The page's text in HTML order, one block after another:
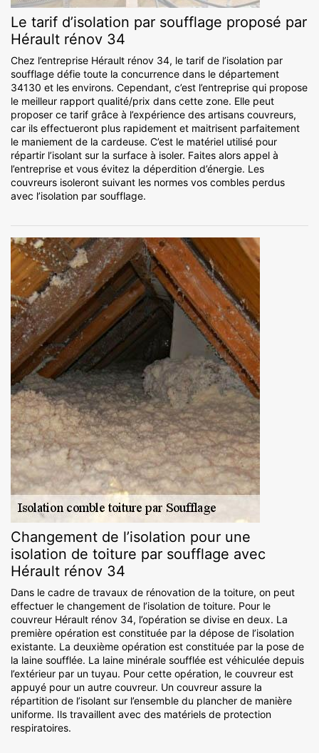
Le tarif d’isolation par soufflage proposé par
Hérault rénov 34
Chez l’entreprise Hérault rénov 34, le tarif de l’isolation par
soufflage défie toute la concurrence dans le département
34130 et les environs. Cependant, c’est l’entreprise qui propose
le meilleur rapport qualité/prix dans cette zone. Elle peut
proposer ce tarif grâce à l’expérience des artisans couvreurs,
car ils effectueront plus rapidement et maitrisent parfaitement
le maniement de la cardeuse. C’est le matériel utilisé pour
répartir l’isolant sur la surface à isoler. Faites alors appel à
l’entreprise et vous évitez la déperdition d’énergie. Les
couvreurs isoleront suivant les normes vos combles perdus
avec l’isolation par soufflage.
Changement de l’isolation pour une
isolation de toiture par soufflage avec
Hérault rénov 34
Dans le cadre de travaux de rénovation de la toiture, on peut
effectuer le changement de l’isolation de toiture. Pour le
couvreur Hérault rénov 34, l’opération se divise en deux. La
première opération est constituée par la dépose de l’isolation
existante. La deuxième opération est constituée par la pose de
la laine soufflée. La laine minérale soufflée est véhiculée depuis
l’extérieur par un tuyau. Pour cette opération, le couvreur est
appuyé pour un autre couvreur. Un couvreur assure la
répartition de l’isolant sur l’ensemble du plancher de manière
uniforme. Ils travaillent avec des matériels de protection
respiratoires.